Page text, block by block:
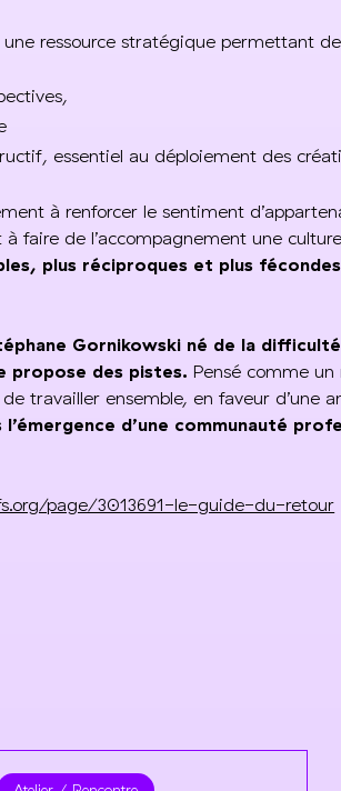
ressource stratégique permettant de
essentiel au déploiement des
à renforcer le sentiment
faire de l’accompagnement une
plus réciproques et plus
Gornikowski né de la
propose des pistes. Pensé comme un
travailler ensemble, en faveur d’une
d’une communauté
page/3013691-le-guide-du-retour